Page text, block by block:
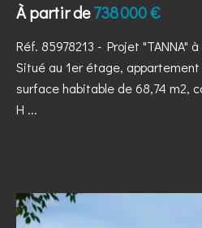
À partir de738 000 €
Réf. 85978213 - Projet "TANNA"
Situé au 1er étage, appartement
surface habitable de 68,74 m2,
H ...